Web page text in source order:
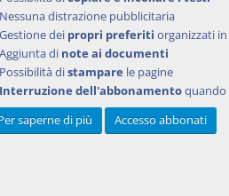
o
Nessuna distrazione pubblicitaria
Gestione dei propri preferiti organizzati
Aggiunta di note ai documenti
Possibilità distampare le pagine
Interruzione dell'abbonamentoquando
saperne di più
Accesso abbonati